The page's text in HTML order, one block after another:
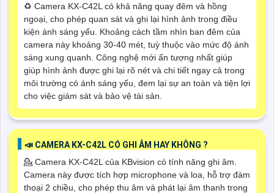
♻️ Camera KX-C42L có khả năng quay đêm và hồng
ngoại, cho phép quan sát và ghi lại hình ảnh trong điều
kiện ánh sáng yếu. Khoảng cách tầm nhìn ban đêm của
camera này khoảng 30-40 mét, tuỳ thuộc vào mức độ ánh
sáng xung quanh. Công nghệ mới ấn tượng nhất giúp
giúp hình ảnh được ghi lại rõ nét và chi tiết ngay cả trong
môi trường có ánh sáng yếu, đem lại sự an toàn và tiện lợi
cho việc giám sát và bảo vệ tài sản.
📣 CAMERA KX-C42L CÓ GHI ÂM HAY KHÔNG ?
💁 Camera KX-C42L của KBvision có tính năng ghi âm.
Camera này được tích hợp microphone và loa, hỗ trợ đàm
thoại 2 chiều, cho phép thu âm và phát lại âm thanh trong